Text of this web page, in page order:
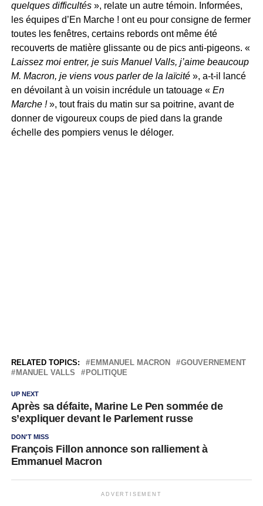
quelques difficultés», relate un autre témoin. Informées,
les équipes d’En Marche ! ont eu pour consigne de fermer
toutes les fenêtres, certains rebords ont même été
recouverts de matière glissante ou de pics anti-pigeons. «
Laissez moi entrer, je suis Manuel Valls, j’aime beaucoup
M. Macron, je viens vous parler de la laïcité», a-t-il lancé
en dévoilant à un voisin incrédule un tatouage « En
Marche !», tout frais du matin sur sa poitrine, avant de
donner de vigoureux coups de pied dans la grande
échelle des pompiers venus le déloger.
RELATED TOPICS: EMMANUEL MACRON
GOUVERNEMENT
MANUEL VALLS
POLITIQUE
UP NEXT
Après sa défaite, Marine Le Pen sommée de
s’expliquer devant le Parlement russe
DON'T MISS
François Fillon annonce son ralliement à
Emmanuel Macron
ADVERTISEMENT